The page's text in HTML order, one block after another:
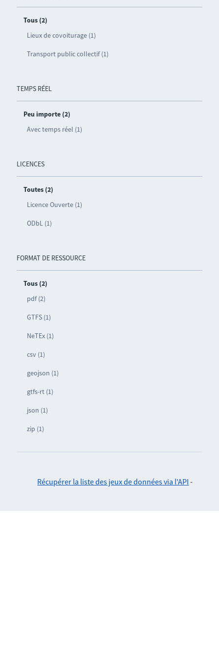
Tous (2)
Lieux de covoiturage (1)
Transport public collectif (1)
TEMPS RÉEL
Peu importe (2)
Avec temps réel (1)
LICENCES
Toutes (2)
Licence Ouverte (1)
ODbL (1)
FORMAT DE RESSOURCE
Tous (2)
pdf (2)
GTFS (1)
NeTEx (1)
csv (1)
geojson (1)
gtfs-rt (1)
json (1)
zip (1)
Récupérer la liste des jeux de données via l'API -